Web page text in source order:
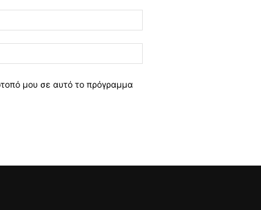
μου σε αυτό το πρόγραμμα